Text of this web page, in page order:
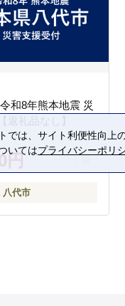
和8年熊本地震 災
返礼品なし】
円
八代市
では、サイト利便性向上
いてはプライバシーポリ